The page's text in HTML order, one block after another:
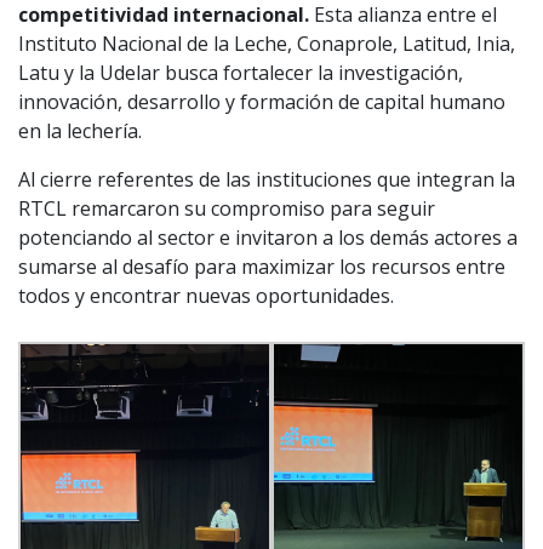
competitividad internacional. Esta alianza entre el
Instituto Nacional de la Leche, Conaprole, Latitud, Inia,
Latu y la Udelar busca fortalecer la investigación,
innovación, desarrollo y formación de capital humano
en la lechería.
Al cierre referentes de las instituciones que integran la
RTCL remarcaron su compromiso para seguir
potenciando al sector e invitaron a los demás actores a
sumarse al desafío para maximizar los recursos entre
todos y encontrar nuevas oportunidades.